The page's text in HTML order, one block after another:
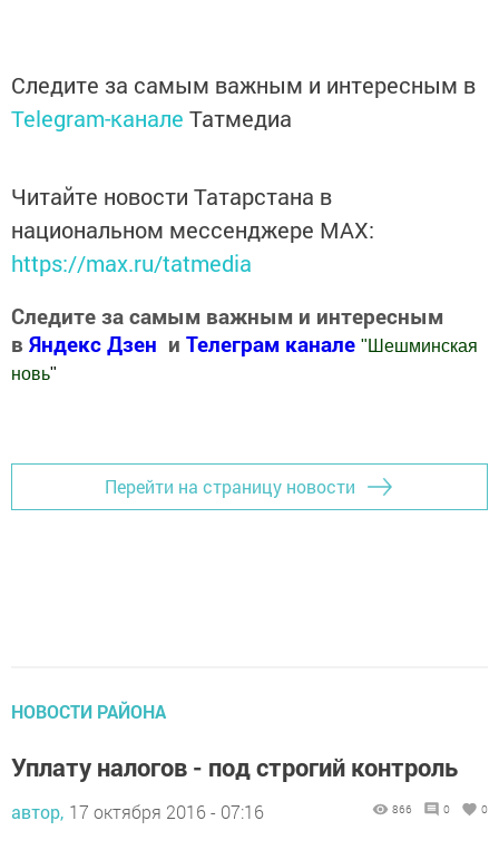
Следите за самым важным и интересным в
Telegram-канале Татмедиа
Читайте новости Татарстана в
национальном мессенджере MАХ:
https://max.ru/tatmedia
Следите за самым важным и интересным
в Яндекс Дзен и Телеграм канале " Шешминская
новь"
Перейти на страницу новости
НОВОСТИ РАЙОНА
Уплату налогов - под строгий контроль
автор, 17 октября 2016 - 07:16 866 0 0